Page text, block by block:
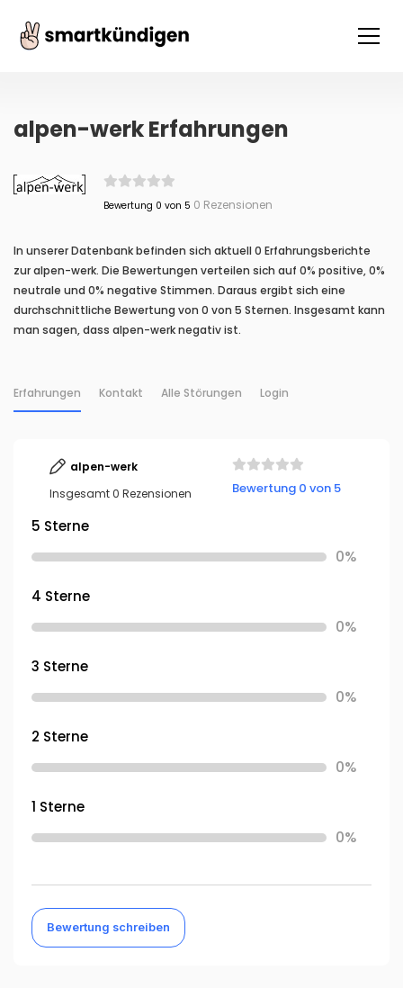
alpen-werk Erfahrungen
Bewertung 0 von 5 0 Rezensionen
In unserer Datenbank befinden sich aktuell 0 Erfahrungsberichte
zur alpen-werk. Die Bewertungen verteilen sich auf 0% positive, 0%
neutrale und 0% negative Stimmen. Daraus ergibt sich eine
durchschnittliche Bewertung von 0 von 5 Sternen. Insgesamt kann
man sagen, dass alpen-werk negativ ist.
Erfahrungen Kontakt Alle Störungen Login
alpen-werk
Insgesamt 0 Rezensionen
Bewertung 0 von 5
5 Sterne
0%
4 Sterne
0%
3 Sterne
0%
2 Sterne
0%
1 Sterne
0%
Bewertung schreiben